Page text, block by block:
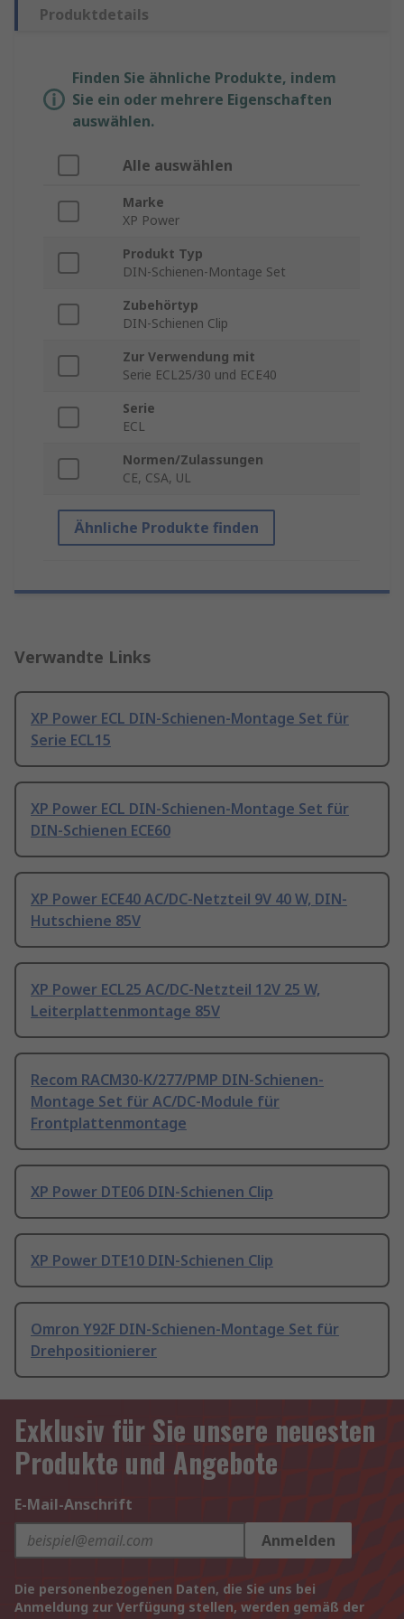
Produktdetails
Finden Sie ähnliche Produkte, indem
Sie ein oder mehrere Eigenschaften
auswählen.
Alle auswählen
Marke
XP Power
Produkt Typ
DIN-Schienen-Montage Set
Zubehörtyp
DIN-Schienen Clip
Zur Verwendung mit
Serie ECL25/30 und ECE40
Serie
ECL
Normen/Zulassungen
CE, CSA, UL
Ähnliche Produkte finden
Verwandte Links
XP Power ECL DIN-Schienen-Montage Set für
Serie ECL15
XP Power ECL DIN-Schienen-Montage Set für
DIN-Schienen ECE60
XP Power ECE40 AC/DC-Netzteil 9V 40 W, DIN-
Hutschiene 85V
XP Power ECL25 AC/DC-Netzteil 12V 25 W,
Leiterplattenmontage 85V
Recom RACM30-K/277/PMP DIN-Schienen-
Montage Set für AC/DC-Module für
Frontplattenmontage
XP Power DTE06 DIN-Schienen Clip
XP Power DTE10 DIN-Schienen Clip
Omron Y92F DIN-Schienen-Montage Set für
Drehpositionierer
Exklusiv für Sie unsere neuesten
Produkte und Angebote
E-Mail-Anschrift
Anmelden
Die personenbezogenen Daten, die Sie uns bei
Anmeldung zur Verfügung stellen, werden gemäß der